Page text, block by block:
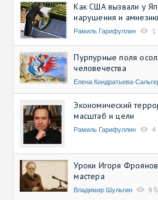
Как США вызвали у
нарушения и
Рамиль Гарифуллин 1
Пурпурные поля
человечества
Елена Кондратьева-
Экономический
масштаб и цели
Рамиль Гарифуллин 4
Уроки Игоря
мастера
Владимир Шульгин 9